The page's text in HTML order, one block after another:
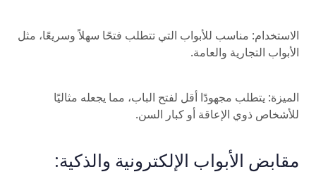
الاستخدام: مناسب للأبواب التي تتطلب فتحًا سهلاً وسريعًا، مثل
الأبواب التجارية والعامة.
الميزة: يتطلب مجهودًا أقل لفتح الباب، مما يجعله مثاليًا
للأشخاص ذوي الإعاقة أو كبار السن.
مقابض الأبواب الإلكترونية والذكية: